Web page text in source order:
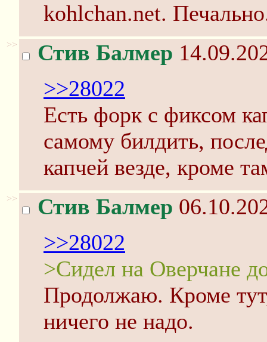
kohlchan.net.
>> Стив Балмер
>>28022
Есть форк с фиксом
самому билдить,
капчей везде, кроме
>> Стив Балмер
>>28022
>Сидел на Оверчане
Продолжаю. Кроме
ничего не надо.